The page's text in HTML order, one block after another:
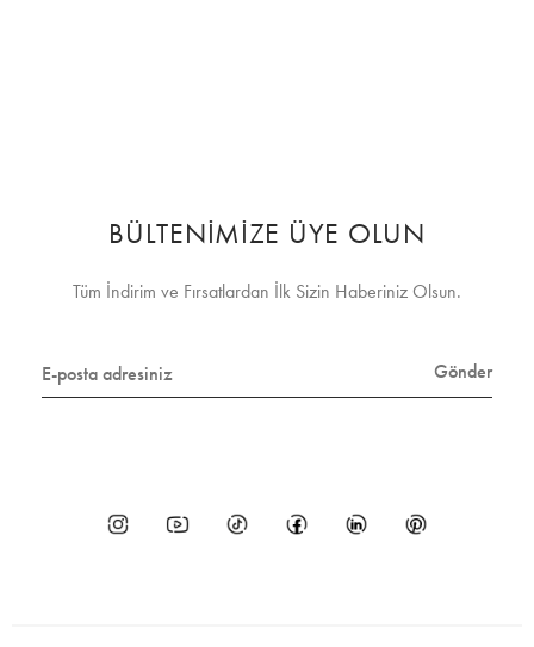
BÜLTENİMİZE ÜYE OLUN
Tüm İndirim ve Fırsatlardan İlk Sizin Haberiniz Olsun.
Gönder